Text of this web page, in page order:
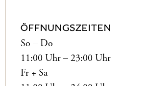
ÖFFNUNGSZEITEN
So – Do
11:00 Uhr – 23:00 Uhr
Fr + Sa